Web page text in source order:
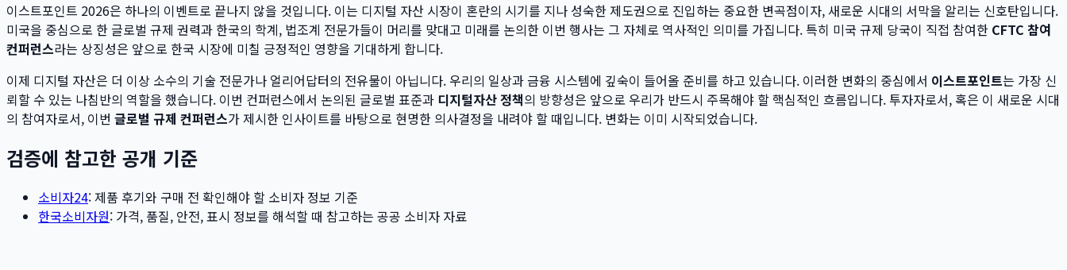
이스트포인트 2026은 하나의 이벤트로 끝나지 않을 것입니다. 이는 디지털 자산 시장이 혼란의 시기를 지나 성숙한 제도권으로 진입하는 중요한 변곡점이자, 새로운 시대의 서막을 알리는 신호탄입니다.
미국을 중심으로 한 글로벌 규제 권력과 한국의 학계, 법조계 전문가들이 머리를 맞대고 미래를 논의한 이번 행사는 그 자체로 역사적인 의미를 가집니다. 특히 미국 규제 당국이 직접 참여한 CFTC 참여
컨퍼런스라는 상징성은 앞으로 한국 시장에 미칠 긍정적인 영향을 기대하게 합니다.
이제 디지털 자산은 더 이상 소수의 기술 전문가나 얼리어답터의 전유물이 아닙니다. 우리의 일상과 금융 시스템에 깊숙이 들어올 준비를 하고 있습니다. 이러한 변화의 중심에서 이스트포인트는 가장 신
뢰할 수 있는 나침반의 역할을 했습니다. 이번 컨퍼런스에서 논의된 글로벌 표준과 디지털자산 정책의 방향성은 앞으로 우리가 반드시 주목해야 할 핵심적인 흐름입니다. 투자자로서, 혹은 이 새로운 시대
의 참여자로서, 이번 글로벌 규제 컨퍼런스가 제시한 인사이트를 바탕으로 현명한 의사결정을 내려야 할 때입니다. 변화는 이미 시작되었습니다.
검증에 참고한 공개 기준
소비자24: 제품 후기와 구매 전 확인해야 할 소비자 정보 기준
한국소비자원: 가격, 품질, 안전, 표시 정보를 해석할 때 참고하는 공공 소비자 자료